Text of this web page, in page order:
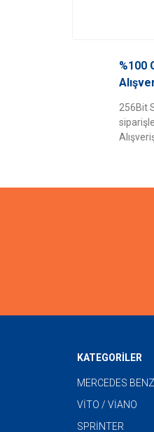
%100
256Bit
KATEGORİLER
MERCEDES BENZ
VİTO / VİANO
SPRİNTER